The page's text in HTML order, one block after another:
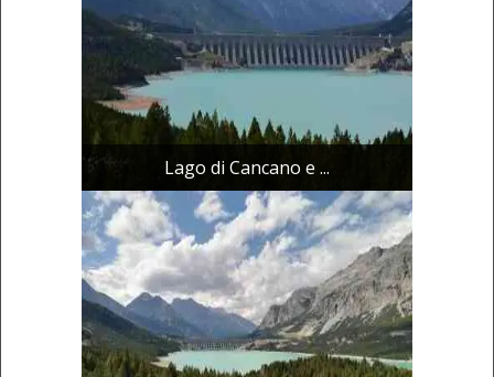
Lago di Cancano e ...